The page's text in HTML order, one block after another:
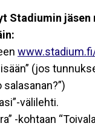
Stadiumin jäsen
(jos
salasanan?”)
välilehti.
-kohtaan